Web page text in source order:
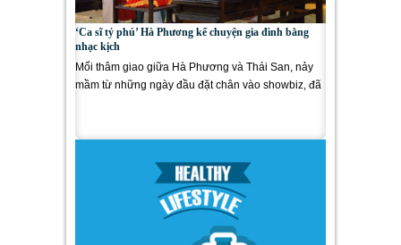
‘Ca sĩ tỷ phú’ Hà Phương kể chuyện gia đình bằng
nhạc kịch
Mối thâm giao giữa Hà Phương và Thái San, nảy
mầm từ những ngày đầu đặt chân vào showbiz, đã